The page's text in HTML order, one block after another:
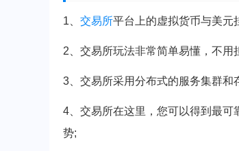
1、 交易所平台上的虚拟货币与美元
2、交易所玩法非常简单易懂，不用
3、交易所采用分布式的服务集群和
4、交易所在这里，您可以得到最
势;